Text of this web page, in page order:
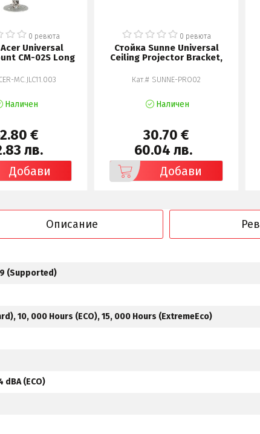
0 ревюта
Universal
CM-02S Long
MC.JLC11.003
Наличен
€
лв.
Добави
0 ревюта
Стойка Sunne Universal
Ceiling Projector Bracket,
Кат.# SUNNE-PRO02
Наличен
30.70 €
60.04 лв.
Добави
Описание
(Supported)
10, 000 Hours (ECO), 15, 000 Hours (ExtremeEco)
dBA (ECO)